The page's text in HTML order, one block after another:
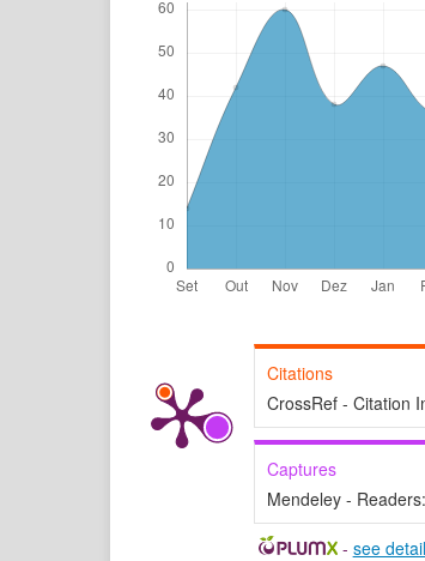
Citations
CrossRef - Citation
Captures
Mendeley - Readers:
- see